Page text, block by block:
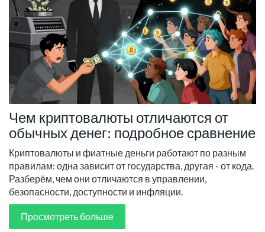
Чем криптовалюты отличаются от
обычных денег: подробное сравнение
Криптовалюты и фиатные деньги работают по разным
правилам: одна зависит от государства, другая - от кода.
Разберём, чем они отличаются в управлении,
безопасности, доступности и инфляции.
Просмотреть больше